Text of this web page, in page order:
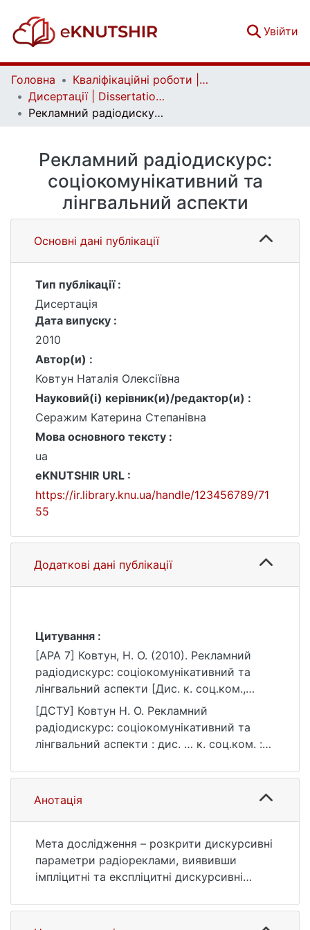
Увійти
Головна
Кваліфікаційні роботи | Qualifying works
Дисертації | Dissertations
Рекламний радіодискурс: соціокомунікативний та лінгвальний аспекти
Рекламний радіодискурс:
соціокомунікативний та
лінгвальний аспекти
Основні дані публікації
Тип публікації :
Дисертація
Дата випуску :
2010
Автор(и) :
Ковтун Наталія Олексіївна
Науковий(і) керівник(и)/редактор(и) :
Серажим Катерина Степанівна
Мова основного тексту :
ua
eKNUTSHIR URL :
https://ir.library.knu.ua/handle/123456789/71
55
Додаткові дані публікації
Цитування :
[APA 7] Ковтун, Н. О. (2010). Рекламний
радіодискурс: соціокомунікативний та
лінгвальний аспекти [Дис. к. соц.ком.,
Київський національний університет імені
Тараса Шевченка]. eKNUTSHIR.
https://ir.library.knu.ua/handle/123456789/71
[ДСТУ] Ковтун Н. О. Рекламний
радіодискурс: соціокомунікативний та
лінгвальний аспекти : дис. … к. соц.ком. :
2010. 261 с. URL:
https://ir.library.knu.ua/handle/123456789/71
55 (дата звернення: 25.07.2026).
Анотація
Мета дослідження – розкрити дискурсивні
параметри радіореклами, виявивши
імпліцитні та експліцитні дискурсивні
місцевому рівні; уточнити функціональне
навантаження окремих мовних засобів